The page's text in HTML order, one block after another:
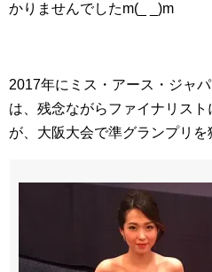
かりませんでしたm(_ _)m
2017年にミス・アース・ジャ
は、残念ながらファイナリス
が、大阪大会で準グランプリを